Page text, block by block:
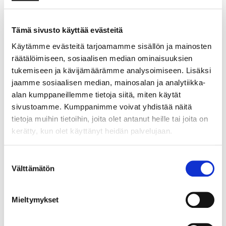
Tämä sivusto käyttää evästeitä
Käytämme evästeitä tarjoamamme sisällön ja mainosten
räätälöimiseen, sosiaalisen median ominaisuuksien
tukemiseen ja kävijämäärämme analysoimiseen. Lisäksi
jaamme sosiaalisen median, mainosalan ja analytiikka-
alan kumppaneillemme tietoja siitä, miten käytät
sivustoamme. Kumppanimme voivat yhdistää näitä
tietoja muihin tietoihin, joita olet antanut heille tai joita on
kerätty, kun olet käyttänyt heidän palvelujaan.
valinta
Välttämätön
Mieltymykset
kokonaisuutena kaivosvedet,
kaivoksen taloudellisuuden,
prosessien toimivuuden,
ympäristökuormituksen ja
sosiaalisten vaikutusten sekä
hyväksyttävyyden kannalta.
Kaivosvedet ovatkin yksi
tärkeimmistä
kokonaisuuksista, jotka täytyy
jokaisessa vaiheessa, kaivoksen
suunnittelusta sulkemiseen.